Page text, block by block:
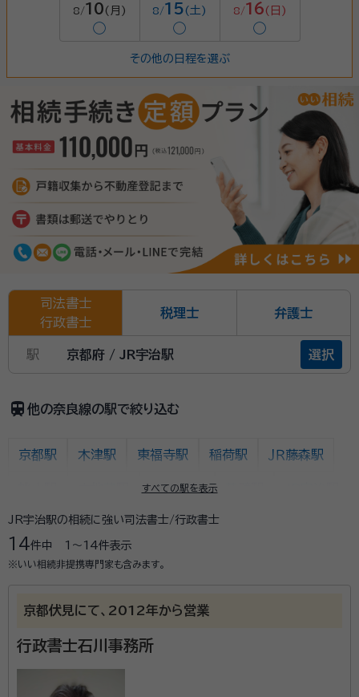
8/10 (月)
◯
8/15(土)
◯
8/16 (日)
◯
その他の日程を選ぶ
司法書士
行政書士
税理士 弁護士
駅 京都府 / JR宇治駅 選択
train 他の奈良線の駅で絞り込む
すべての駅を表示
京都駅 木津駅 東福寺駅 稲荷駅 ＪＲ藤森駅
JR木幡駅
ＪＲ小倉駅 新田駅 城陽駅 長池駅
JR宇治駅の相続に強い司法書士/行政書士
14件中 1〜14件表示
※いい相続非提携専門家も含みます。
京都伏見にて、2012年から営業
行政書士石川事務所